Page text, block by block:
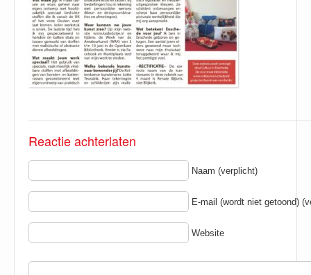
Reactie achterlaten
Naam (verplicht)
E-mail (wordt niet getoond)
Website